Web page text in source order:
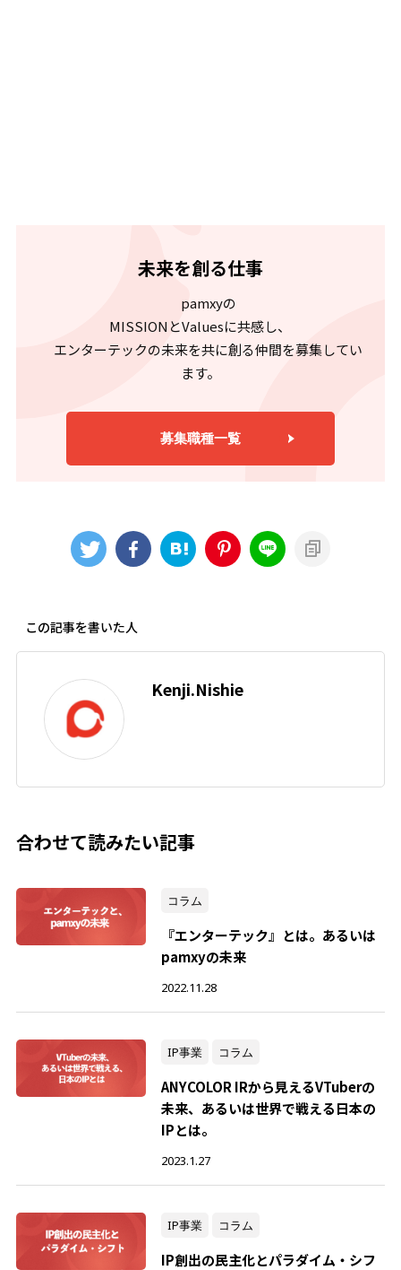
未来を創る仕事
pamxyの
MISSIONとValuesに共感し、
エンターテックの未来を共に創る仲間を募集してい
ます。
募集職種一覧
この記事を書いた人
Kenji.Nishie
合わせて読みたい記事
コラム
『エンターテック』とは。あるいは
pamxyの未来
2022.11.28
IP事業 コラム
ANYCOLOR IRから見えるVTuberの
未来、あるいは世界で戦える日本の
IPとは。
2023.1.27
IP事業 コラム
IP創出の民主化とパラダイム・シフ